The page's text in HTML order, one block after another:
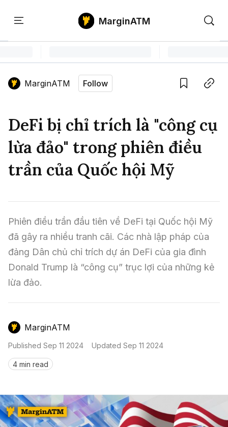
Home
Tin Tức Bitcoin
Tin Tức Altcoin
Tin Tức Thị Trường
ATM Analytics
Phân Tích Bitcoin
Phân Tích Ethereum
Kiến Thức
Thuật Ngữ Cơ Bản
Kiến Thức Tổng Hợp
Kinh Nghiệm Đầu Tư
Sàn Giao Dịch
Công Cụ Đầu Tư
Chỉ Báo Kỹ Thuật
Nến & Price Action
Mô Hình Biểu Đồ Giá
Airdrop
GameFi
Sign in
MarginATM
MarginATM Follow
DeFi bị chỉ trích là "công cụ
lừa đảo" trong phiên điều
trần của Quốc hội Mỹ
Phiên điều trần đầu tiên về DeFi tại Quốc hội Mỹ
đã gây ra nhiều tranh cãi. Các nhà lập pháp của
đảng Dân chủ chỉ trích dự án DeFi của gia đình
Donald Trump là “công cụ” trục lợi của những kẻ
lừa đảo.
MarginATM
Published Sep 11 2024 Updated Sep 11 2024
4 min read